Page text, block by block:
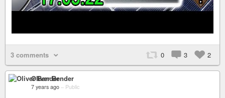
3 comments 0 3 2
Oliver Bender
7 years ago – Public